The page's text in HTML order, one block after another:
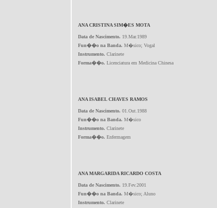
ANA CRISTINA SIM�ES MOTA
Data de Nascimento. 19.Mar.1989
Fun��o na Banda. M�sico; Vogal
Instrumento. Clarinete
Forma��o. Licenciatura em Medicina Chinesa
ANA ISABEL CHAVES RAMOS
Data de Nascimento. 01.Out.1988
Fun��o na Banda. M�sico
Instrumento. Clarinete
Forma��o. Enfermagem
ANA MARGARIDA RICARDO COSTA
Data de Nascimento. 19.Fev.2001
Fun��o na Banda. M�sico; Aluno
Instrumento. Clarinete